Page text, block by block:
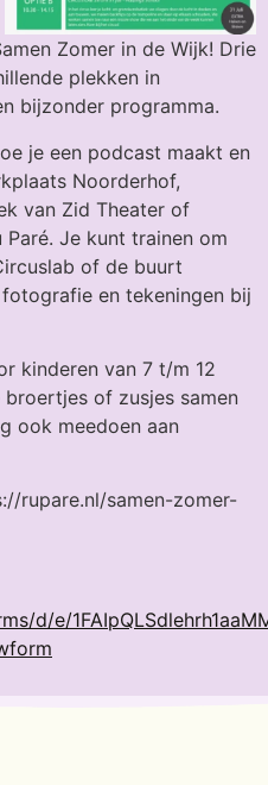
Zomer in de Wijk! Drie
plekken in
bijzonder programma.
je een podcast maakt en
Noorderhof,
van Zid Theater of
Paré. Je kunt trainen om
of de buurt
en tekeningen bij
kinderen van 7 t/m 12
of zusjes samen
ook meedoen aan
rupare.nl/samen-zomer-
d/e/